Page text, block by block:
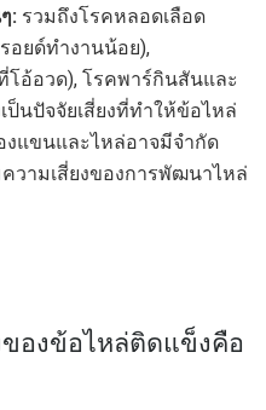
: รวมถึงโรคหลอดเลือด
อยด์ทำงานน้อย),
โอ้อวด), โรคพาร์กินสันและ
นปัจจัยเสี่ยงที่ทำให้ข้อไหล่
งแขนและไหล่อาจมีจำกัด
วามเสี่ยงของการพัฒนาไหล่
องข้อไหล่ติดแข็งคือ